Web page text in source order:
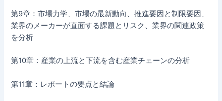
第9章：市場力学、市場の最新動向、推進要因と制限要因、
業界のメーカーが直面する課題とリスク、業界の関連政策
を分析
第10章：産業の上流と下流を含む産業チェーンの分析
第11章：レポートの要点と結論